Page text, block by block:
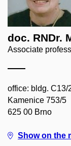
doc. RNDr.
Associate
office: bldg. C13/
Kamenice 753/5
625 00 Brno
Show on the